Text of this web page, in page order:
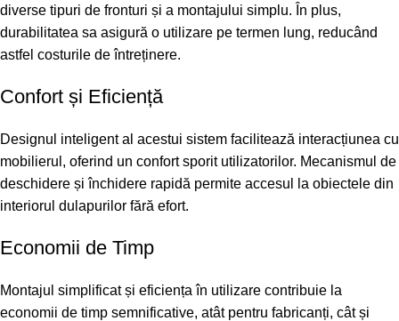
diverse tipuri de fronturi și a montajului simplu. În plus,
durabilitatea sa asigură o utilizare pe termen lung, reducând
astfel costurile de întreținere.
Confort și Eficiență
Designul inteligent al acestui sistem facilitează interacțiunea cu
mobilierul, oferind un confort sporit utilizatorilor. Mecanismul de
deschidere și închidere rapidă permite accesul la obiectele din
interiorul dulapurilor fără efort.
Economii de Timp
Montajul simplificat și eficiența în utilizare contribuie la
economii de timp semnificative, atât pentru fabricanți, cât și